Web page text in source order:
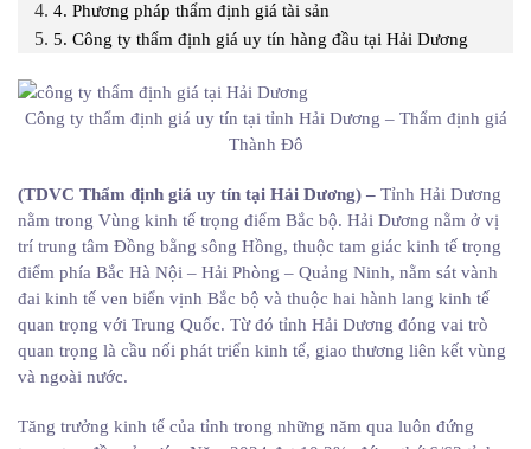
4. Phương pháp thẩm định giá tài sản
5. Công ty thẩm định giá uy tín hàng đầu tại Hải Dương
Công ty thẩm định giá uy tín tại tỉnh Hải Dương – Thẩm định giá
Thành Đô
(TDVC Thẩm định giá uy tín tại Hải Dương) – Tỉnh Hải Dương
nằm trong Vùng kinh tế trọng điểm Bắc bộ. Hải Dương nằm ở vị
trí trung tâm Đồng bằng sông Hồng, thuộc tam giác kinh tế trọng
điểm phía Bắc Hà Nội – Hải Phòng – Quảng Ninh, nằm sát vành
đai kinh tế ven biển vịnh Bắc bộ và thuộc hai hành lang kinh tế
quan trọng với Trung Quốc. Từ đó tỉnh Hải Dương đóng vai trò
quan trọng là cầu nối phát triển kinh tế, giao thương liên kết vùng
và ngoài nước.
Tăng trưởng kinh tế của tỉnh trong những năm qua luôn đứng